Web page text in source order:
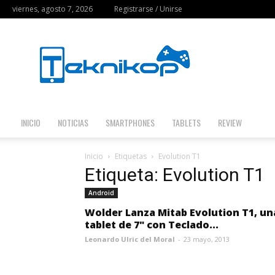
viernes, agosto 7, 2026 Registrarse / Unirse
INICIO NOTICIAS SMARTPHONES TABLETS REVIEW
Inicio Etiquetas Evolution T1
Etiqueta: Evolution T1
Android
Wolder Lanza Mitab Evolution T1,
tablet de 7" con Teclado...
Leonardo Ulric del Moral - 23 mayo, 2013